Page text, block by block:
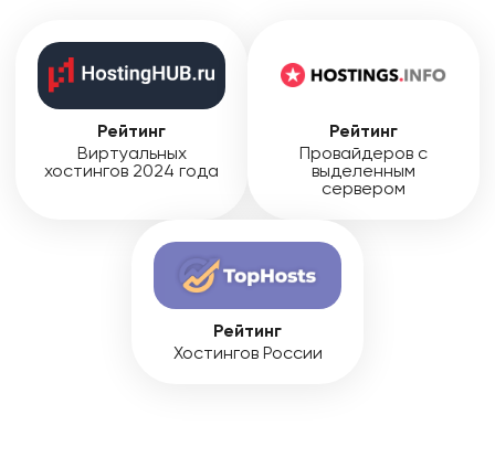
Рейтинг
Виртуальных
хостингов 2024 года
Рейтинг
Провайдеров с
выделенным
сервером
Рейтинг
Хостингов России